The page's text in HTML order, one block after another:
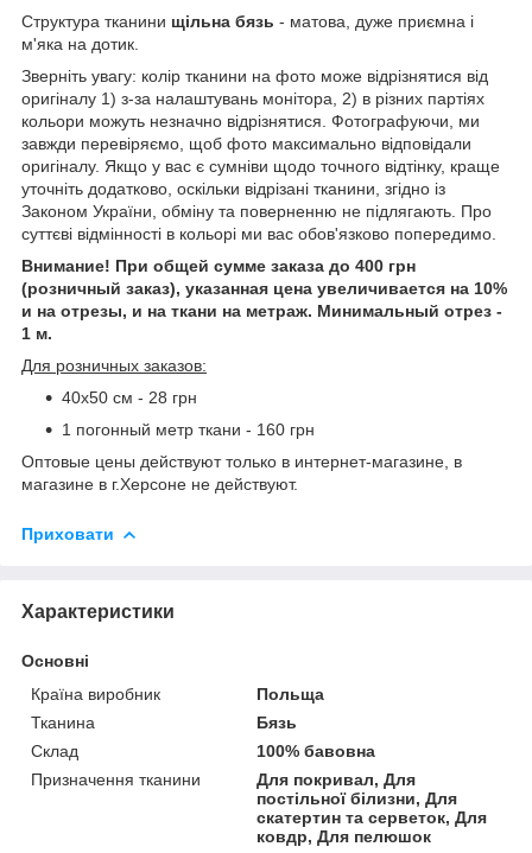
Структура тканини щільна бязь - матова, дуже приємна і
м'яка на дотик.
Зверніть увагу: колір тканини на фото може відрізнятися від
оригіналу 1) з-за налаштувань монітора, 2) в різних партіях
кольори можуть незначно відрізнятися. Фотографуючи, ми
завжди перевіряємо, щоб фото максимально відповідали
оригіналу. Якщо у вас є сумніви щодо точного відтінку, краще
уточніть додатково, оскільки відрізані тканини, згідно із
Законом України, обміну та поверненню не підлягають. Про
суттєві відмінності в кольорі ми вас обов'язково попередимо.
Внимание! При общей сумме заказа до 400 грн
(розничный заказ), указанная цена увеличивается на 10%
и на отрезы, и на ткани на метраж. Минимальный отрез -
1 м.
Для розничных заказов:
40х50 см - 28 грн
1 погонный метр ткани - 160 грн
Оптовые цены действуют только в интернет-магазине, в
магазине в г.Херсоне не действуют.
Приховати
Характеристики
Основні
Країна виробник
Польща
Тканина
Бязь
Склад
100% бавовна
Призначення тканини
Для покривал, Для
постільної білизни, Для
скатертин та серветок, Для
ковдр, Для пелюшок